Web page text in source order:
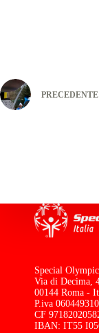
PRECEDENTE
Special
Via di Decima,
00144 Roma -
P.iva
CF
IBAN: IT55